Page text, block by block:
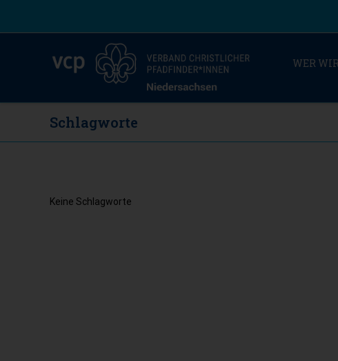
WER
Schlagworte
Keine Schlagworte